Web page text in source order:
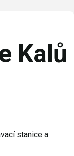
Kalů
stanice a